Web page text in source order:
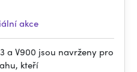
akce
a V900 jsou navrženy pro
kteří